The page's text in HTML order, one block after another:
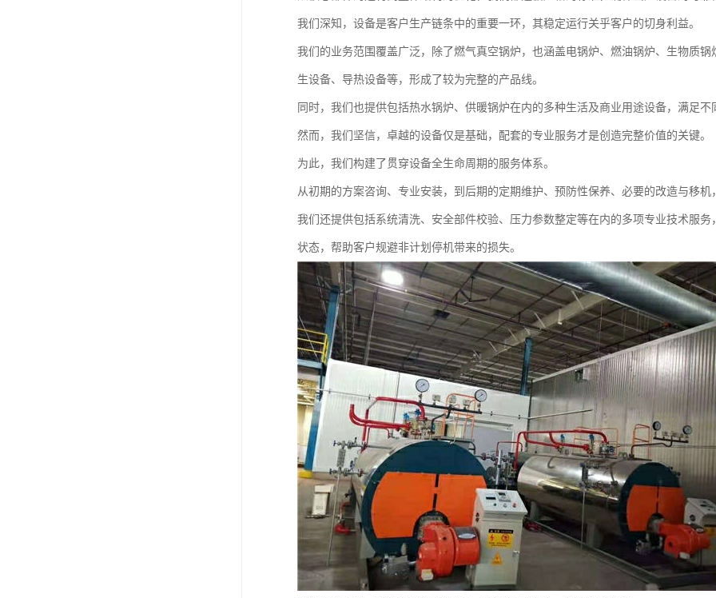
我们深知，设备是客户生产链条中的重要一环，其稳定运行关乎客户的切身利益。
我们的业务范围覆盖广泛，除了燃气真空锅炉，也涵盖电锅炉、燃油锅炉、生物质
生设备、导热设备等，形成了较为完整的产品线。
同时，我们也提供包括热水锅炉、供暖锅炉在内的多种生活及商业用途设备，满足
然而，我们坚信，卓越的设备仅是基础，配套的专业服务才是创造完整价值的关键。
为此，我们构建了贯穿设备全生命周期的服务体系。
从初期的方案咨询、专业安装，到后期的定期维护、预防性保养、必要的改造与移
我们还提供包括系统清洗、安全部件校验、压力参数整定等在内的多项专业技术服
状态，帮助客户规避非计划停机带来的损失。